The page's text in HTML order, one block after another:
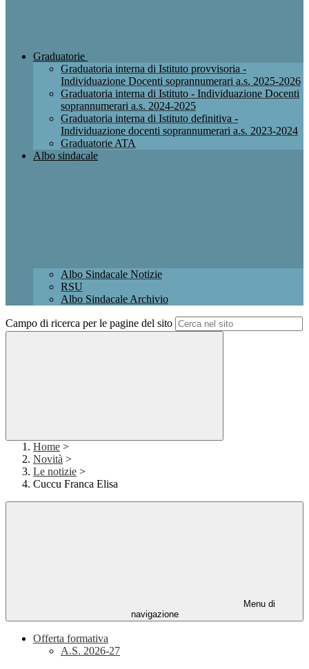
Graduatorie
Graduatoria interna di Istituto provvisoria -
Individuazione Docenti soprannumerari a.s. 2025-2026
Graduatoria interna di Istituto - Individuazione Docenti
soprannumerari a.s. 2024-2025
Graduatoria interna di Istituto definitiva -
Individuazione docenti soprannumerari a.s. 2023-2024
Graduatorie ATA
Albo sindacale
Albo Sindacale Notizie
RSU
Albo Sindacale Archivio
Campo di ricerca per le pagine del sito
Home >
Novità >
Le notizie >
Cuccu Franca Elisa
Menu di
navigazione
Offerta formativa
A.S. 2026-27